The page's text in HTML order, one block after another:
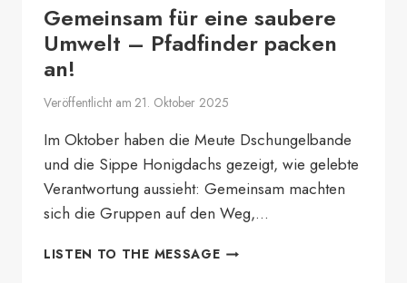
Gemeinsam für eine saubere
Umwelt – Pfadfinder packen
an!
Veröffentlicht am 21. Oktober 2025
Im Oktober haben die Meute Dschungelbande
und die Sippe Honigdachs gezeigt, wie gelebte
Verantwortung aussieht: Gemeinsam machten
sich die Gruppen auf den Weg,…
LISTEN TO THE MESSAGEGEMEINSAM